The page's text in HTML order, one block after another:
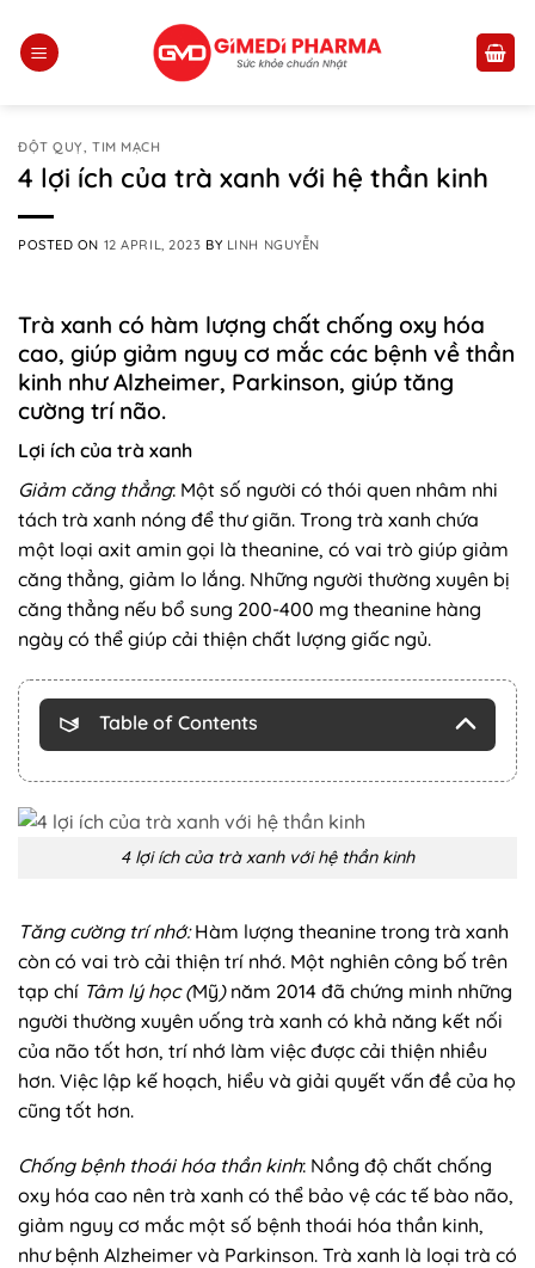
content
ĐỘT QUỴ, TIM MẠCH
4 lợi ích của trà xanh với hệ thần kinh
POSTED ON 12 APRIL, 2023 BY LINH NGUYỄN
Trà xanh có hàm lượng chất chống oxy hóa
cao, giúp giảm nguy cơ mắc các bệnh về thần
kinh như Alzheimer, Parkinson, giúp tăng
cường trí não.
Lợi ích của trà xanh
Giảm căng thẳng: Một số người có thói quen nhâm nhi
tách trà xanh nóng để thư giãn. Trong trà xanh chứa
một loại axit amin gọi là theanine, có vai trò giúp giảm
căng thẳng, giảm lo lắng. Những người thường xuyên bị
căng thẳng nếu bổ sung 200-400 mg theanine hàng
ngày có thể giúp cải thiện chất lượng giấc ngủ.
Table of Contents
4 lợi ích của trà xanh với hệ thần kinh
Tăng cường trí nhớ:Hàm lượng theanine trong trà xanh
còn có vai trò cải thiện trí nhớ. Một nghiên công bố trên
tạp chí Tâm lý học(Mỹ )năm 2014 đã chứng minh những
người thường xuyên uống trà xanh có khả năng kết nối
của não tốt hơn, trí nhớ làm việc được cải thiện nhiều
hơn. Việc lập kế hoạch, hiểu và giải quyết vấn đề của họ
cũng tốt hơn.
Chống bệnh thoái hóa thần kinh: Nồng độ chất chống
oxy hóa cao nên trà xanh có thể bảo vệ các tế bào não,
giảm nguy cơ mắc một số bệnh thoái hóa thần kinh,
như bệnh Alzheimer và Parkinson. Trà xanh là loại trà có